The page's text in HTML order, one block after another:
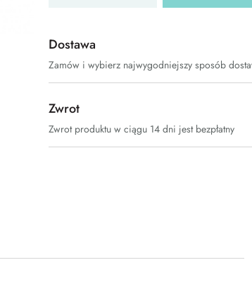
Dostawa
Zamów i wybierz najwygodniejszy sposób
Zwrot
Zwrot produktu w ciągu 14 dni jest bezpłatny